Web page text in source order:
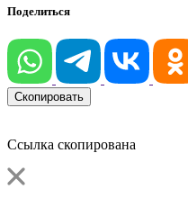
Поделиться
Скопировать
Ссылка скопирована